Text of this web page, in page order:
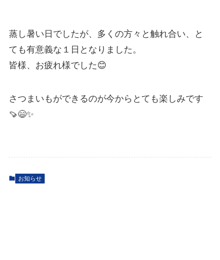
蒸し暑い日でしたが、多くの方々と触れ合い、と
ても有意義な１日となりました。
皆様、お疲れ様でした😊
さつまいもができるのが今からとても楽しみです
🍠😄✨
お知らせ